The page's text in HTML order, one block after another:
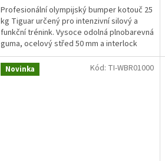
Profesionální olympijský bumper kotouč 25
kg Tiguar určený pro intenzivní silový a
funkční trénink. Vysoce odolná plnobarevná
guma, ocelový střed 50 mm a interlock
tvar...
Novinka Kód: TI-WBR01000